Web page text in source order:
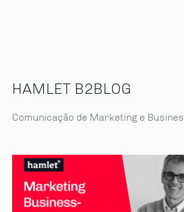
HAMLET B2BLOG
Comunicação de Marketing e